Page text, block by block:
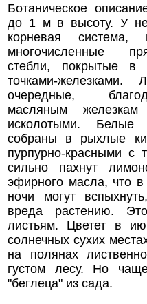
Ботаническое
до 1 м в высоту. У
корневая система,
многочисленные
стебли, покрытые в
точками-железками.
очередные,
масляным
исколотыми. Белые
собраны в рыхлые
пурпурно-красными с
сильно пахнут
эфирного масла, что
ночи могут
вреда растению.
листьям. Цветет в
солнечных сухих
на полянах
густом лесу. Но
"беглеца" из сада.